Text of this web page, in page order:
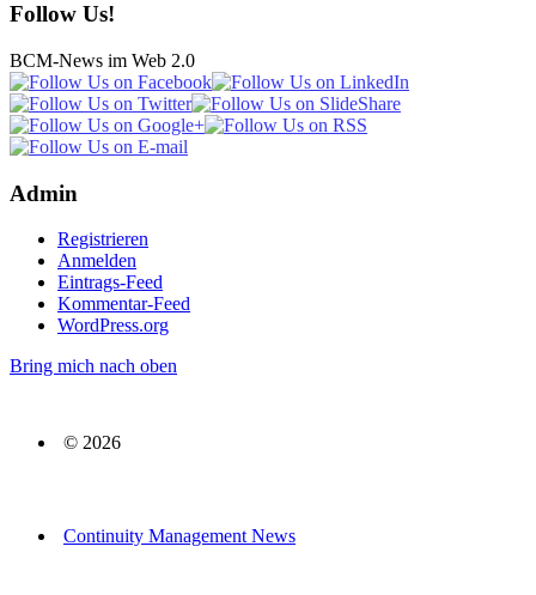
Follow Us!
BCM-News im Web 2.0
Admin
Registrieren
Anmelden
Eintrags-Feed
Kommentar-Feed
WordPress.org
Bring mich nach oben
© 2026
Continuity Management News